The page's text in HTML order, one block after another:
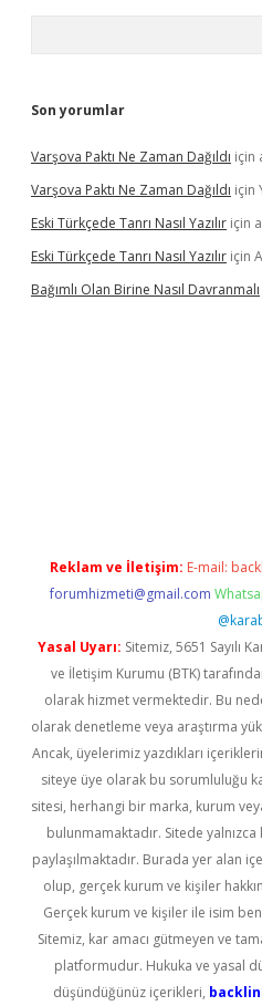
Son yorumlar
Varşova Paktı Ne Zaman Dağıldı için
Varşova Paktı Ne Zaman Dağıldı için
Eski Türkçede Tanrı Nasıl Yazılır için
Eski Türkçede Tanrı Nasıl Yazılır için
Bağımlı Olan Birine Nasıl Davranmalı
Reklam ve İletişim: E-mail:
forumhizmeti@gmail.com
Yasal Uyarı: Sitemiz, 5651 Sayılı
ve İletişim Kurumu (BTK)
olarak hizmet vermektedir. Bu
olarak denetleme veya araştırma
Ancak, üyelerimiz yazdıkları
siteye üye olarak bu sorumluluğu
sitesi, herhangi bir marka, kurum
bulunmamaktadır. Sitede yalnızca
paylaşılmaktadır. Burada yer alan
olup, gerçek kurum ve kişiler
Gerçek kurum ve kişiler ile isim
Sitemiz, kar amacı gütmeyen ve
platformudur. Hukuka ve yasal
düşündüğünüz içerikleri,